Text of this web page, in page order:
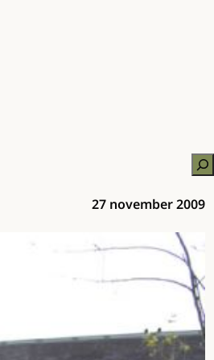
27 november 2009